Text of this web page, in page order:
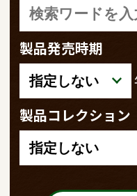
製品発売時期
製品コレクション